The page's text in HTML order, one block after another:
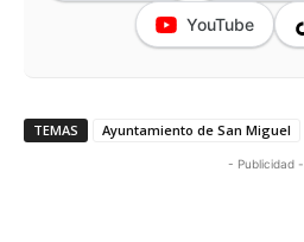
YouTube
TEMAS Ayuntamiento de San Miguel
- Publicidad -